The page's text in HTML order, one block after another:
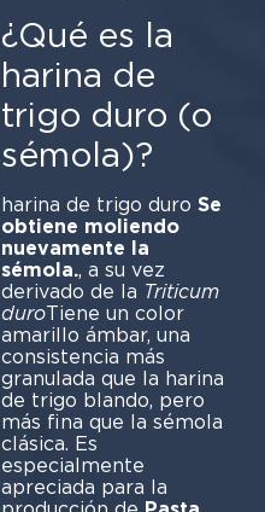
¿Qué es la
harina de
trigo duro (o
sémola)?
harina de trigo duro Se
obtiene moliendo
nuevamente la
sémola., a su vez
derivado de la Triticum
duroTiene un color
amarillo ámbar, una
consistencia más
granulada que la harina
de trigo blando, pero
más fina que la sémola
clásica. Es
especialmente
apreciada para la